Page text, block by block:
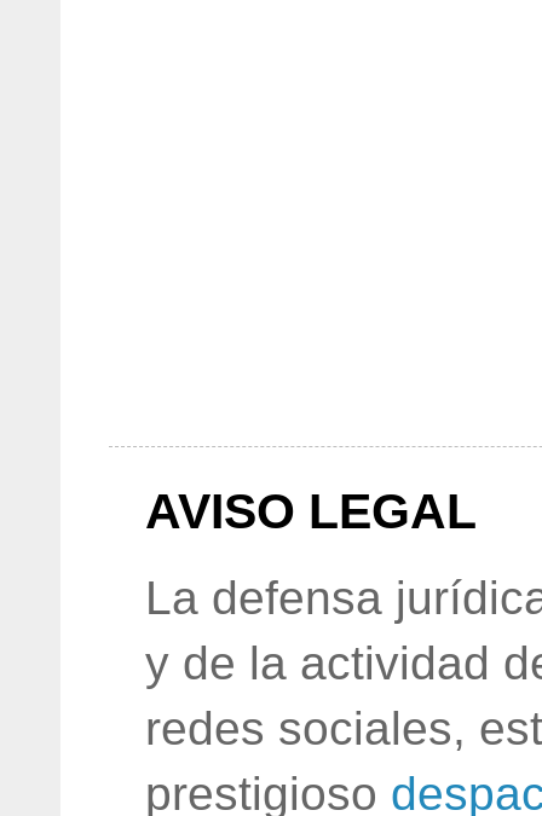
AVISO LEGAL
La defensa
y de la actividad
redes sociales,
prestigioso